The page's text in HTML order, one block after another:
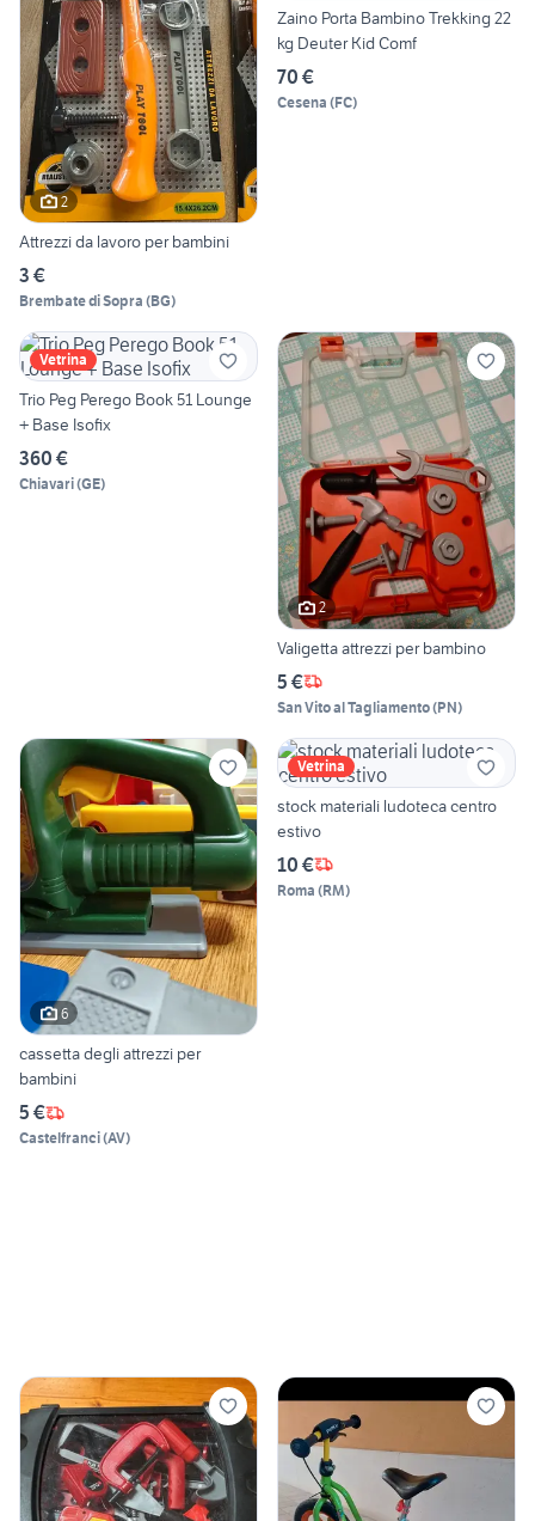
2
Attrezzi da lavoro per bambini
3 €
Brembate di Sopra (BG)
Zaino Porta Bambino Trekking 22
kg Deuter Kid Comf
70 €
Cesena (FC)
Vetrina
Trio Peg Perego Book 51 Lounge
+ Base Isofix
360 €
Chiavari(GE)
2
Valigetta attrezzi per bambino
5 €
San Vito al Tagliamento(PN)
6
cassetta degli attrezzi per
bambini
5 €
Castelfranci(AV)
Vetrina
stock materiali ludoteca centro
estivo
10 €
Roma (RM)